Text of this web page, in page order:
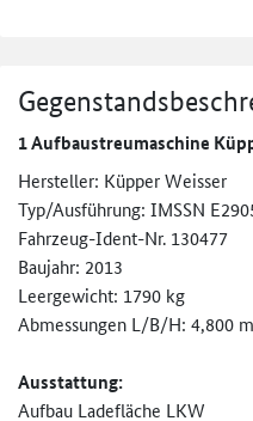
1 Aufbaustreumaschine
Hersteller: Küpper Weisser
Typ/Ausführung: IMSSN
Fahrzeug-Ident-Nr. 130477
Baujahr: 2013
Leergewicht: 1790 kg
Abmessungen L/B/H: 4,800
Ausstattung:
Aufbau Ladefläche LKW